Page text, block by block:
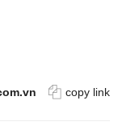
copy link